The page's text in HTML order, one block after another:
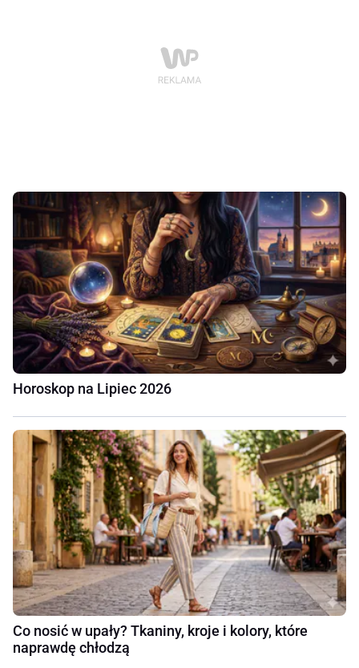
Horoskop na Lipiec 2026
Co nosić w upały? Tkaniny, kroje i kolory, które
naprawdę chłodzą